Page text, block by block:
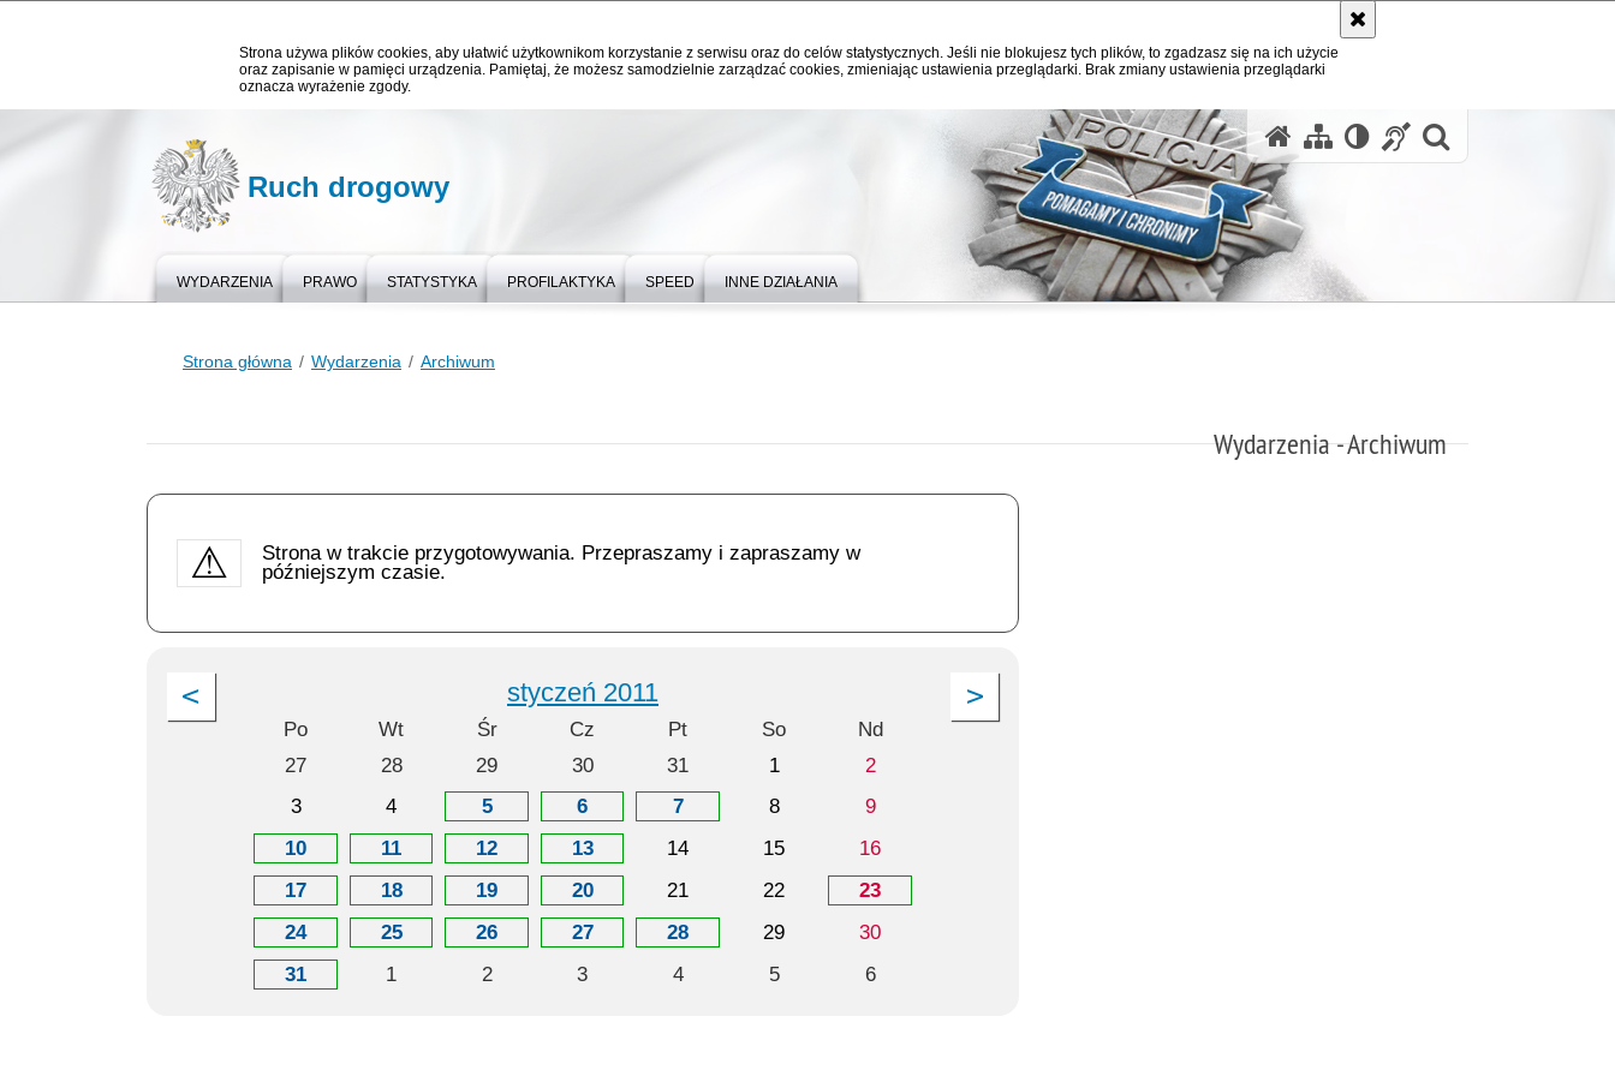
Strona używa plików cookies, aby ułatwić użytkownikom korzystanie z serwisu oraz do celów statystycznych. Jeśli nie blokujesz tych plików, to zgadzasz się na ich użycie
oraz zapisanie w pamięci urządzenia. Pamiętaj, że możesz samodzielnie zarządzać cookies, zmieniając ustawienia przeglądarki. Brak zmiany ustawienia przeglądarki
oznacza wyrażenie zgody.
Ruch drogowy
WYDARZENIA PRAWO STATYSTYKA PROFILAKTYKA SPEED INNE DZIAŁANIA
Strona główna Wydarzenia Archiwum
Wydarzenia - Archiwum
Strona w trakcie przygotowywania. Przepraszamy i zapraszamy w
późniejszym czasie.
styczeń 2011
Po Wt Śr Cz Pt So
Nd
27
28 29 30 31 1
2
3
4 5 6 7 8
9
10
11 12 13 14 15
16
17
18 19 20 21 22
23
24
25 26 27 28 29
30
31
1 2 3 4 5 6